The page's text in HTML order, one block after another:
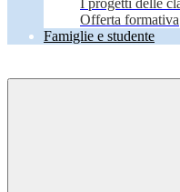
I progetti delle
Offerta formativa
Famiglie e studente